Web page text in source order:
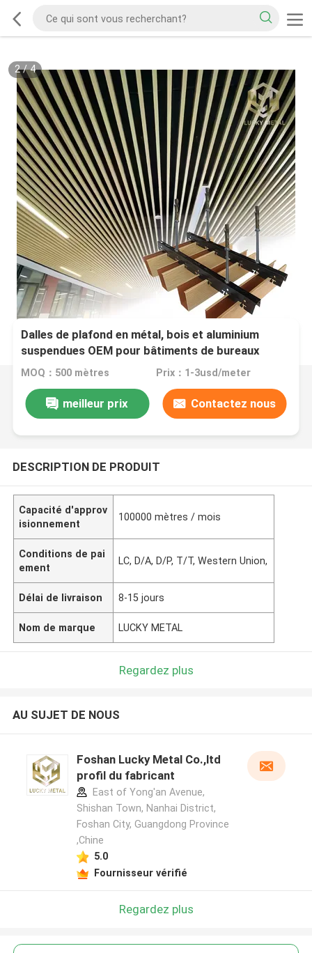
2/4
Dalles de plafond en métal, bois et aluminium
suspendues OEM pour bâtiments de bureaux
MOQ：500 mètres Prix：1-3usd/meter
meilleur prix Contactez nous
DESCRIPTION DE PRODUIT
Capacité d'approv
isionnement
100000 mètres / mois
Conditions de pai
ement
LC, D/A, D/P, T/T, Western Union,
Délai de livraison 8-15 jours
Nom de marque LUCKY METAL
Regardez plus
AU SUJET DE NOUS
Foshan Lucky Metal Co.,ltd
profil du fabricant
East of Yong'an Avenue,
Shishan Town, Nanhai District,
Foshan City, Guangdong Province
,Chine
5.0
Fournisseur vérifié
Regardez plus